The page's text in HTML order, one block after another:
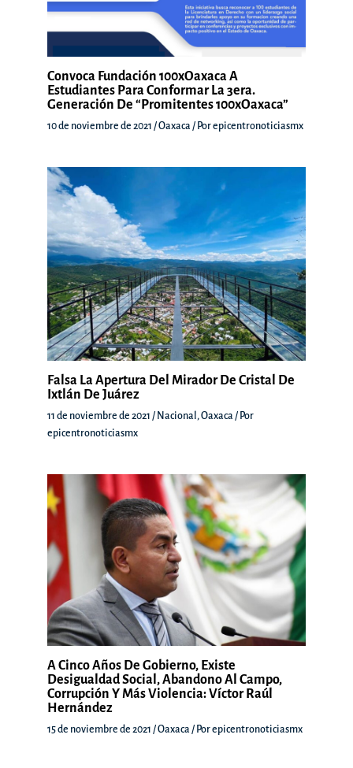
Convoca Fundación 100xOaxaca A
Estudiantes Para Conformar La 3era.
Generación De “Promitentes 100xOaxaca”
10 de noviembre de 2021 /Oaxaca / Porepicentronoticiasmx
Falsa La Apertura Del Mirador De Cristal De
Ixtlán De Juárez
11 de noviembre de 2021 / Nacional ,Oaxaca / Por
epicentronoticiasmx
A Cinco Años De Gobierno, Existe
Desigualdad Social, Abandono Al Campo,
Corrupción Y Más Violencia: Víctor Raúl
Hernández
15 de noviembre de 2021 /Oaxaca / Porepicentronoticiasmx